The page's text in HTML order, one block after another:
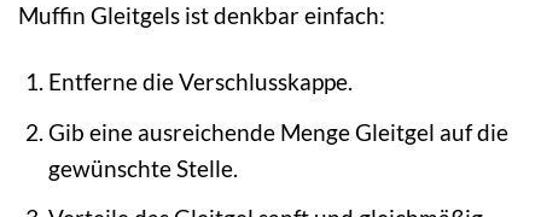
Muffin Gleitgels ist denkbar einfach:
Entferne die Verschlusskappe.
Gib eine ausreichende Menge Gleitgel auf die
gewünschte Stelle.